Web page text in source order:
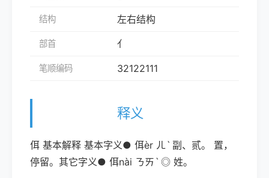
结构 左右结构
部首 亻
笔顺编码 32122111
释义
佴 基本解释 基本字义● 佴èr ㄦˋ 副、贰。 置，
停留。其它字义● 佴nài ㄋㄞˋ ◎ 姓。